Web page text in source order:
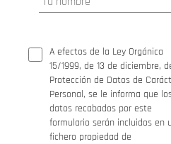
A efectos de la Ley Orgánica
15/1999, de 13 de diciembre,
Protección de Datos de
Personal, se le informa que
datos recabados por este
formulario serán incluidos en
fichero propiedad de